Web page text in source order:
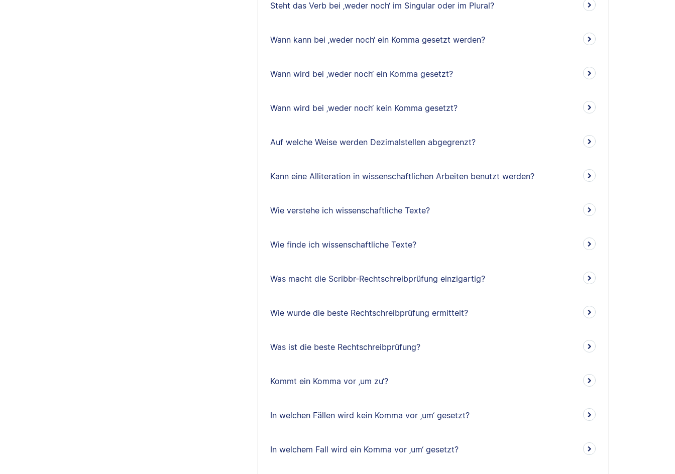
Steht das Verb bei ‚weder noch‘ im Singular oder im Plural?
Wann kann bei ‚weder noch‘ ein Komma gesetzt werden?
Wann wird bei ‚weder noch‘ ein Komma gesetzt?
Wann wird bei ‚weder noch‘ kein Komma gesetzt?
Auf welche Weise werden Dezimalstellen abgegrenzt?
Kann eine Alliteration in wissenschaftlichen Arbeiten benutzt werden?
Wie verstehe ich wissenschaftliche Texte?
Wie finde ich wissenschaftliche Texte?
Was macht die Scribbr-Rechtschreibprüfung einzigartig?
Wie wurde die beste Rechtschreibprüfung ermittelt?
Was ist die beste Rechtschreibprüfung?
Kommt ein Komma vor ‚um zu‘?
In welchen Fällen wird kein Komma vor ‚um‘ gesetzt?
In welchem Fall wird ein Komma vor ‚um‘ gesetzt?